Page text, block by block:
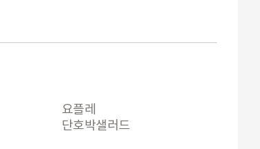
요플레
단호박샐러드